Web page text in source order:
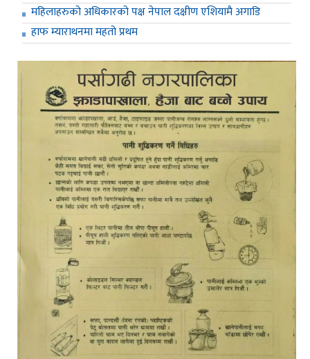
महिलाहरुको अधिकारको पक्ष नेपाल दक्षीण एशियामै अगाडि
हाफ म्याराथनमा महतो प्रथम